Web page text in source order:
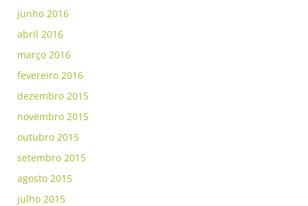
junho 2016
abril 2016
março 2016
fevereiro 2016
dezembro 2015
novembro 2015
outubro 2015
setembro 2015
agosto 2015
julho 2015